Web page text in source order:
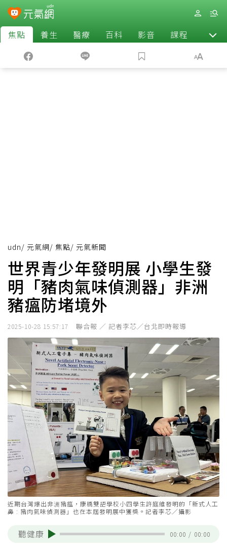
焦點 養生 醫療 百科 影音 課程 退休
udn/ 元氣網/ 焦點/ 元氣新聞
世界青少年發明展 小學生發
明「豬肉氣味偵測器」非洲
豬瘟防堵境外
2025-10-28 15:57:17 聯合報 ／ 記者李芯／台北即時報導
近期台灣爆出非洲豬瘟，康橋雙語學校小四學生許庭維發明的「新式人工
鼻 : 豬肉氣味偵測器」也在本屆發明展中獲獎。記者李芯／攝影
聽健康 00:00 / 00:00